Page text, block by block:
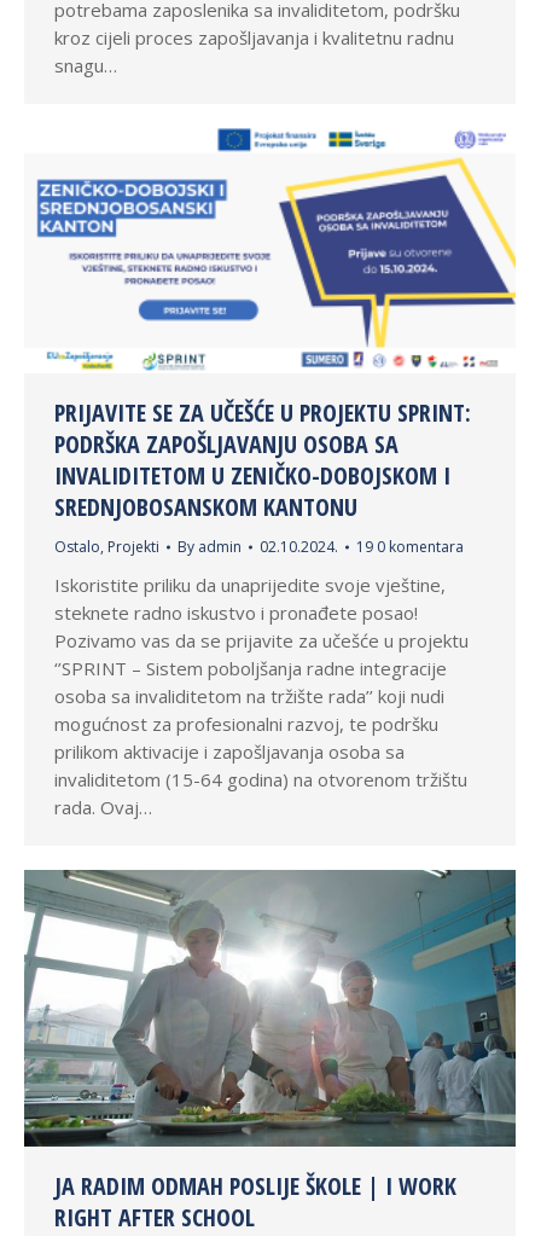
potrebama zaposlenika sa invaliditetom, podršku
kroz cijeli proces zapošljavanja i kvalitetnu radnu
snagu…
PRIJAVITE SE ZA UČEŠĆE U PROJEKTU SPRINT:
PODRŠKA ZAPOŠLJAVANJU OSOBA SA
INVALIDITETOM U ZENIČKO-DOBOJSKOM I
SREDNJOBOSANSKOM KANTONU
Ostalo, Projekti By admin 02.10.2024. 19 0 komentara
Iskoristite priliku da unaprijedite svoje vještine,
steknete radno iskustvo i pronađete posao!
Pozivamo vas da se prijavite za učešće u projektu
‘’SPRINT – Sistem poboljšanja radne integracije
osoba sa invaliditetom na tržište rada’’ koji nudi
mogućnost za profesionalni razvoj, te podršku
prilikom aktivacije i zapošljavanja osoba sa
invaliditetom (15-64 godina) na otvorenom tržištu
rada. Ovaj…
JA RADIM ODMAH POSLIJE ŠKOLE | I WORK
RIGHT AFTER SCHOOL